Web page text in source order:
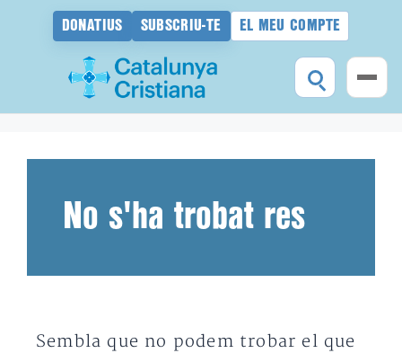
DONATIUS SUBSCRIU-TE EL MEU COMPTE
No s'ha trobat res
Sembla que no podem trobar el que